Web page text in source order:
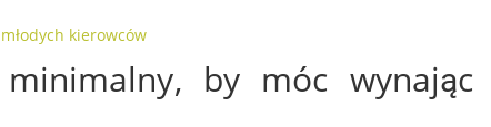
kierowców
by móc wynając